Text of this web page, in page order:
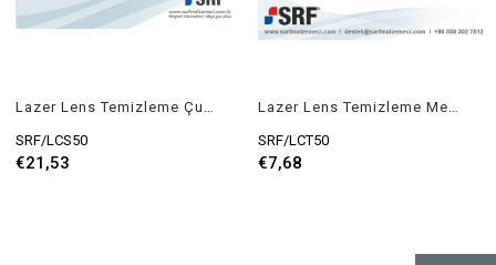
Lazer Lens Temizleme Çubuğu (Sünger) 50ad
SRF/LCS50
€21,53
Lazer Lens Temizleme Mendili 50ad
SRF/LCT50
€7,68